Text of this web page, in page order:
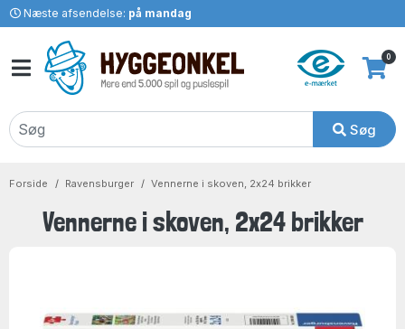
Næste afsendelse: på mandag
Søg
0
Forside Ravensburger Vennerne i skoven, 2x24 brikker
Vennerne i skoven, 2x24 brikker